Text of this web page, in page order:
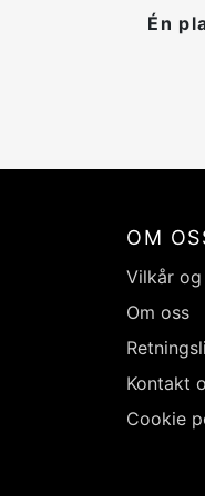
Én
OM
Vilkår
Om oss
Kontakt
Cookie